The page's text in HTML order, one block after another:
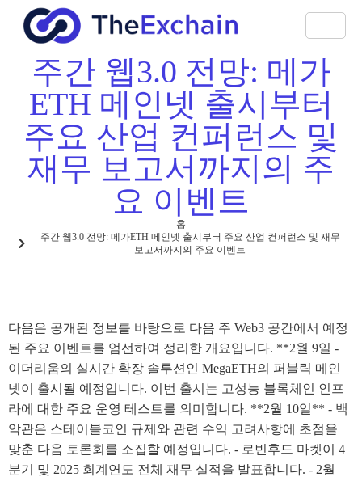
주간 웹3.0 전망: 메가
ETH 메인넷 출시부터
주요 산업 컨퍼런스 및
재무 보고서까지의 주
요 이벤트
홈
주간 웹3.0 전망: 메가ETH 메인넷 출시부터 주요 산업 컨퍼런스 및 재무
보고서까지의 주요 이벤트
다음은 공개된 정보를 바탕으로 다음 주 Web3 공간에서 예정
된 주요 이벤트를 엄선하여 정리한 개요입니다. **2월 9일 -
이더리움의 실시간 확장 솔루션인 MegaETH의 퍼블릭 메인
넷이 출시될 예정입니다. 이번 출시는 고성능 블록체인 인프
라에 대한 주요 운영 테스트를 의미합니다. **2월 10일** - 백
악관은 스테이블코인 규제와 관련 수익 고려사항에 초점을
맞춘 다음 토론회를 소집할 예정입니다. - 로빈후드 마켓이 4
분기 및 2025 회계연도 전체 재무 실적을 발표합니다. - 2월